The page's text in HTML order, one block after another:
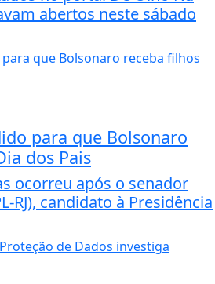
abertos neste sábado
para que Bolsonaro
dos Pais
ocorreu após o senador
RJ), candidato à Presidência